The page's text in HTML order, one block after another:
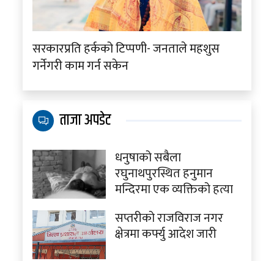
सरकारप्रति हर्कको टिप्पणी- जनताले महशुस
गर्नेगरी काम गर्न सकेन
ताजा अपडेट
धनुषाको सबैला
रघुनाथपुरस्थित हनुमान
मन्दिरमा एक व्यक्तिको हत्या
सप्तरीको राजविराज नगर
क्षेत्रमा कर्फ्यु आदेश जारी